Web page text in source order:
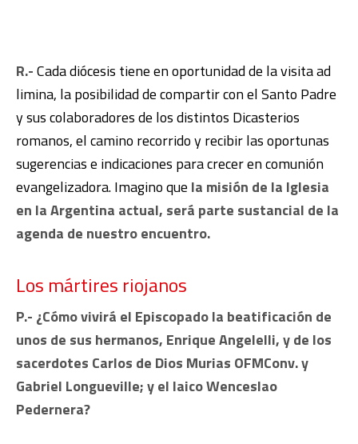
R.-Cada diócesis tiene en oportunidad de la visita ad
limina, la posibilidad de compartir con el Santo Padre
y sus colaboradores de los distintos Dicasterios
romanos, el camino recorrido y recibir las oportunas
sugerencias e indicaciones para crecer en comunión
evangelizadora. Imagino que la misión de la Iglesia
en la Argentina actual, será parte sustancial de la
agenda de nuestro encuentro.
Los mártires riojanos
P.- ¿Cómo vivirá el Episcopado la beatificación de
unos de sus hermanos, Enrique Angelelli, y de los
sacerdotes Carlos de Dios Murias OFMConv. y
Gabriel Longueville; y el laico Wenceslao
Pedernera?